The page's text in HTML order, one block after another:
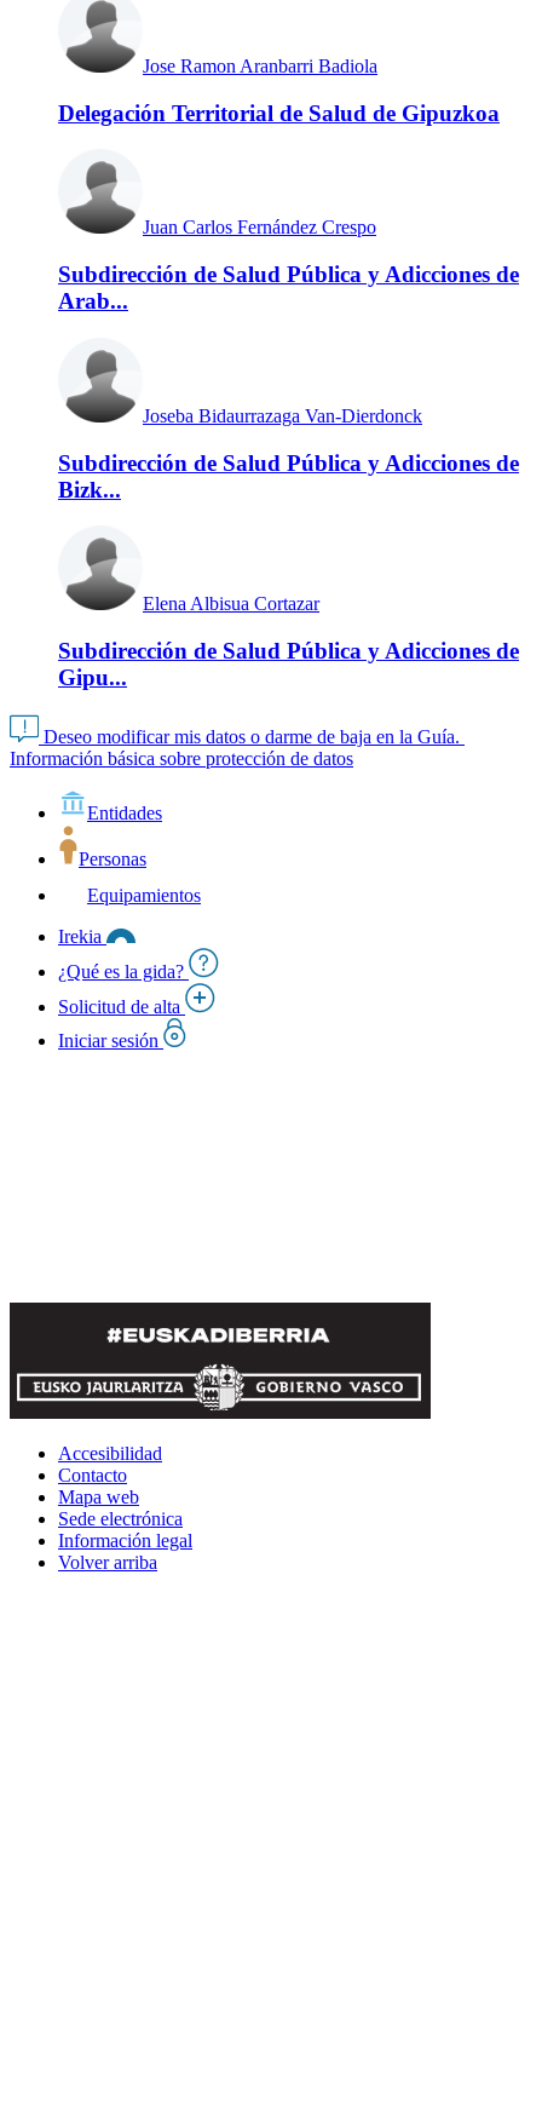
Jose Ramon Aranbarri Badiola
Delegación Territorial de Salud de Gipuzkoa
Juan Carlos Fernández Crespo
Subdirección de Salud Pública y Adicciones de
Arab...
Joseba Bidaurrazaga Van-Dierdonck
Subdirección de Salud Pública y Adicciones de
Bizk...
Elena Albisua Cortazar
Subdirección de Salud Pública y Adicciones de
Gipu...
Deseo modificar mis datos o darme de baja en la Guía.
Información básica sobre protección de datos
Entidades
Personas
Equipamientos
Irekia
¿Qué es la gida?
Solicitud de alta
Iniciar sesión
Accesibilidad
Contacto
Mapa web
Sede electrónica
Información legal
Volver arriba